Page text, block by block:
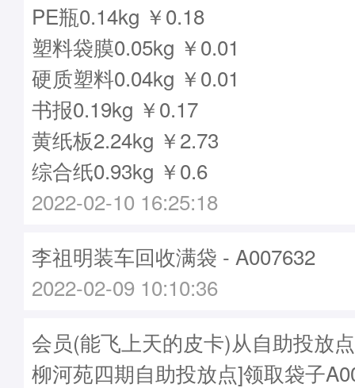
PE瓶0.14kg ￥0.18
塑料袋膜0.05kg ￥0.01
硬质塑料0.04kg ￥0.01
书报0.19kg ￥0.17
黄纸板2.24kg ￥2.73
综合纸0.93kg ￥0.6
2022-02-10 16:25:18
李祖明装车回收满袋 - A007632
2022-02-09 10:10:36
会员(能飞上天的皮卡)从自助投放
柳河苑四期自助投放点]领取袋子